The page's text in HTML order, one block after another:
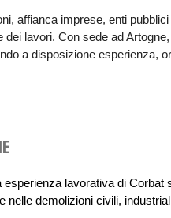
affianca imprese, enti
lavori. Con sede ad
a disposizione esperienza,
lavorativa di Corbat
nelle demolizioni civili,